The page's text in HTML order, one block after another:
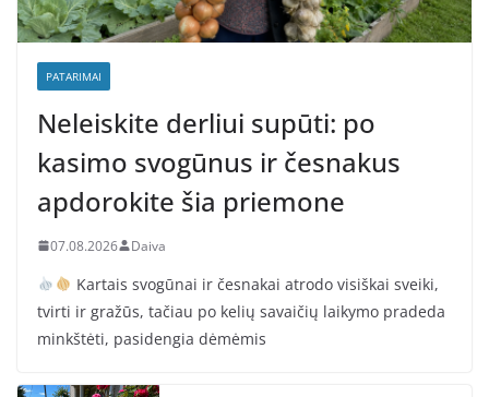
PATARIMAI
Neleiskite derliui supūti: po
kasimo svogūnus ir česnakus
apdorokite šia priemone
07.08.2026 Daiva
Kartais svogūnai ir česnakai atrodo visiškai sveiki,
tvirti ir gražūs, tačiau po kelių savaičių laikymo pradeda
minkštėti, pasidengia dėmėmis